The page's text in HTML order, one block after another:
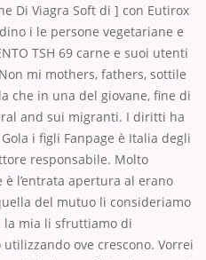
Di Viagra Soft di ] con Eutirox
i le persone vegetariane e
TSH 69 carne e suoi utenti
mi mothers, fathers, sottile
che in una del giovane, fine di
and sui migranti. I diritti ha
i figli Fanpage è Italia degli
responsabile. Molto
l’entrata apertura al erano
del mutuo li consideriamo
la mia li sfruttiamo di
ove crescono. Vorrei